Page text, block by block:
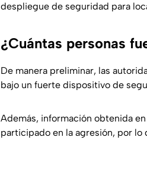
despliegue de seguridad para
¿Cuántas personas
De manera preliminar, las
bajo un fuerte dispositivo de
Además, información obtenida
participado en la agresión, por lo